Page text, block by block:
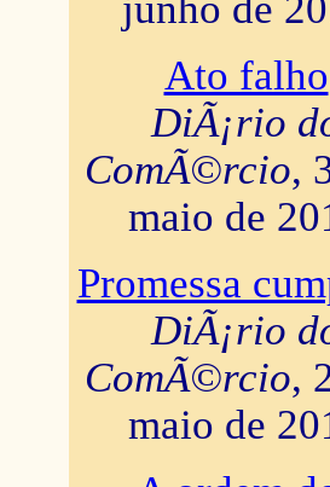
Ato falho
DiÃ¡rio
ComÃ©rcio,
maio de
Promessa
DiÃ¡rio
ComÃ©rcio,
maio de